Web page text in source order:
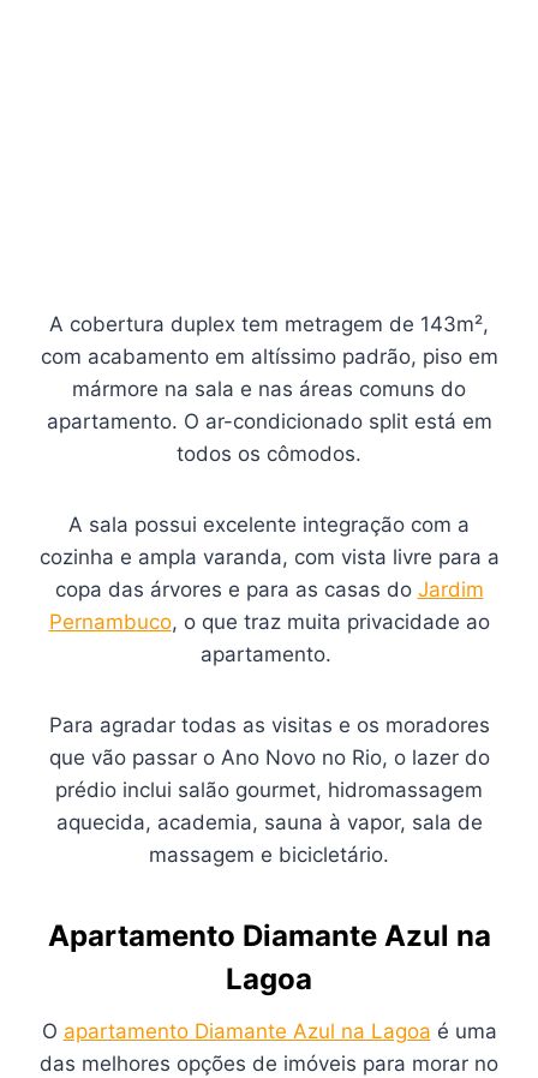
A cobertura duplex tem metragem de 143m²,
com acabamento em altíssimo padrão, piso em
mármore na sala e nas áreas comuns do
apartamento. O ar-condicionado split está em
todos os cômodos.
A sala possui excelente integração com a
cozinha e ampla varanda, com vista livre para a
copa das árvores e para as casas do Jardim
Pernambuco, o que traz muita privacidade ao
apartamento.
Para agradar todas as visitas e os moradores
que vão passar o Ano Novo no Rio, o lazer do
prédio inclui salão gourmet, hidromassagem
aquecida, academia, sauna à vapor, sala de
massagem e bicicletário.
Apartamento Diamante Azul na
Lagoa
O apartamento Diamante Azul na Lagoa é uma
das melhores opções de imóveis para morar no